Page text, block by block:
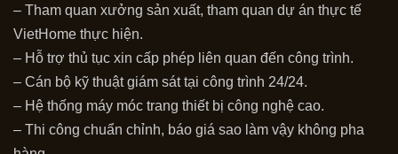
– Tham quan xưởng sản xuất, tham quan dự án thực tế
VietHome thực hiện.
– Hỗ trợ thủ tục xin cấp phép liên quan đến công trình.
– Cán bộ kỹ thuật giám sát tại công trình 24/24.
– Hệ thống máy móc trang thiết bị công nghệ cao.
– Thi công chuẩn chỉnh, báo giá sao làm vậy không pha